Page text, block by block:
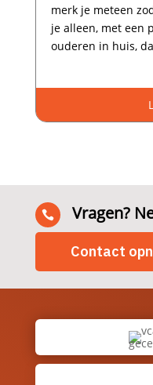
merk je meteen
je alleen, met een
ouderen in huis,
 Vragen?
Contact